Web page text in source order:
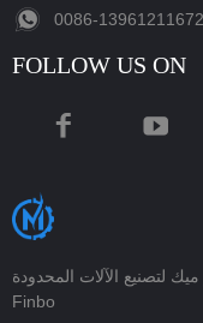
‪0086-13961211672‬
FOLLOW US ON
لتصنيع الآلات المحدودة
Finbo